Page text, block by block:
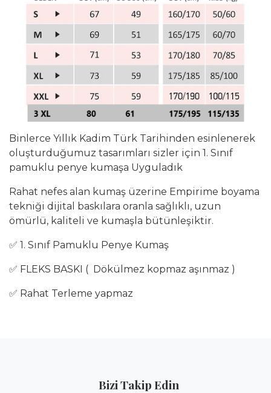
Binlerce Yıllık Kadim Türk Tarihinden esinlenerek
oluşturduğumuz tasarımları sizler için 1. Sınıf
pamuklu penye kumaşa Uyguladık
Rahat nefes alan kumaş üzerine Empirime boyama
tekniği dijital baskılara oranla sağlıklı, uzun
ömürlü, kaliteli ve kumaşla bütünleşiktir.
✅ 1. Sınıf Pamuklu Penye Kumaş
✅ FLEKS BASKI ( Dökülmez kopmaz aşınmaz )
✅ Rahat Terleme yapmaz
Bizi Takip Edin